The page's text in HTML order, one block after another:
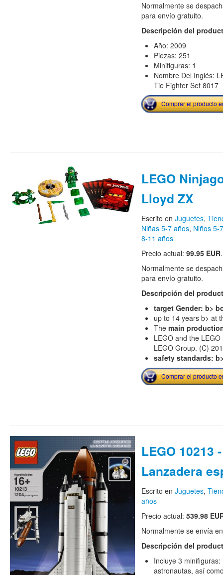
Normalmente se
para envío gratuito.
Descripción del
Año: 2009
Piezas: 251
Minifiguras: 1
Nombre Del Inglés:
Tie Fighter Set 8017
Comprar el producto
LEGO
Lloyd ZX
Escrito en Juguetes,
Niñas 5-7 años, Niños 5-
8-11 años
Precio actual: 99.95 EUR.
Normalmente se
para envío gratuito.
Descripción del
target Gender: b>
up to 14 years b> at
The main
LEGO and the
LEGO Group. (C)
safety standards:
Comprar el producto
LEGO 10213 -
Lanzadera
Escrito en Juguetes,
años
Precio actual: 539.98
Normalmente se envía
Descripción del
Incluye 3
astronautas, así